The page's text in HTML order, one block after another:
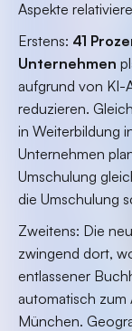
Aspekte
Erstens: 41
Unternehmen
aufgrund von KI-
reduzieren.
in Weiterbildung
Unternehmen
Umschulung
die Umschulung
Zweitens: Die
zwingend dort,
entlassener
automatisch zum
München.